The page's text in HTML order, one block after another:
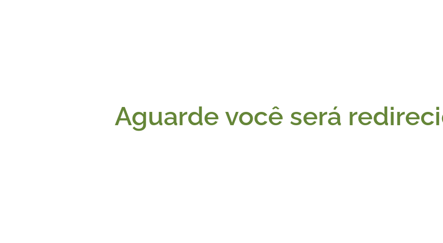
Aguarde você será